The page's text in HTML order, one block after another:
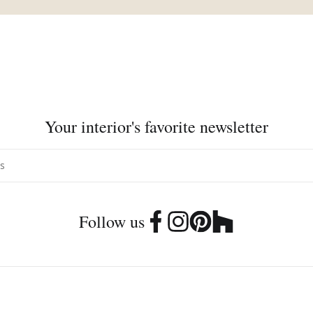
Your interior's favorite newsletter
Follow us